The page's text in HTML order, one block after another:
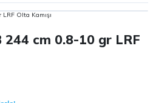
244 cm 0.8-10 gr LRF